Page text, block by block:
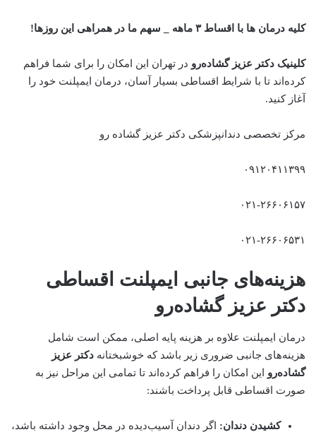
کلیه درمان ها با اقساط ۳ ماهه _ سهم ما در همراهی این روزها!
کلینیک دکتر عزیز گشاده‌رو در تهران این امکان را برای شما فراهم
کرده‌اند تا با شرایط اقساطی بسیار آسان، درمان ایمپلنت خود را
آغاز کنید.
مرکز تخصصی دندانپزشکی دکتر عزیز گشاده رو
۰۹۱۲۰۴۱۱۳۹۹
۰۲۱-۲۶۶۰۶۱۵۷
۰۲۱-۲۶۶۰۶۵۳۱
هزینه‌های جانبی ایمپلنت اقساطی
دکتر عزیز گشاده‌رو
درمان ایمپلنت علاوه بر هزینه پایه اصلی، ممکن است شامل
هزینه‌های جانبی ضروری زیر باشد که خوشبختانه دکتر عزیز
گشاده‌رو این امکان را فراهم کرده‌اند تا تمامی این مراحل نیز به
صورت اقساطی قابل پرداخت باشند:
کشیدن دندان: اگر دندان آسیب‌دیده در محل وجود داشته باشد،